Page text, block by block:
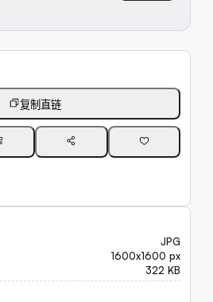
复制直链
JPG
1600x1600 px
322 KB